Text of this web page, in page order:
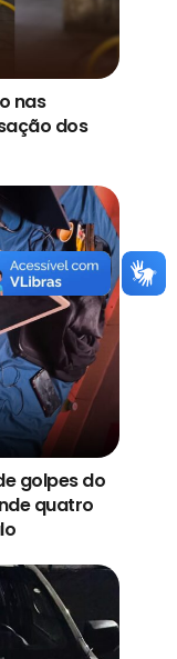
nas
dos
golpes do
quatro